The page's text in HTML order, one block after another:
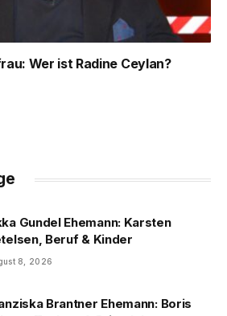
Wer ist Radine Ceylan?
Gundel Ehemann: Karsten
Beruf & Kinder
8, 2026
Brantner Ehemann: Boris